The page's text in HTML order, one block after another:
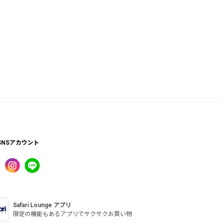
アカウント
Safari Lounge アプリ
限定の機能もあるアプリでサクサクお買い物